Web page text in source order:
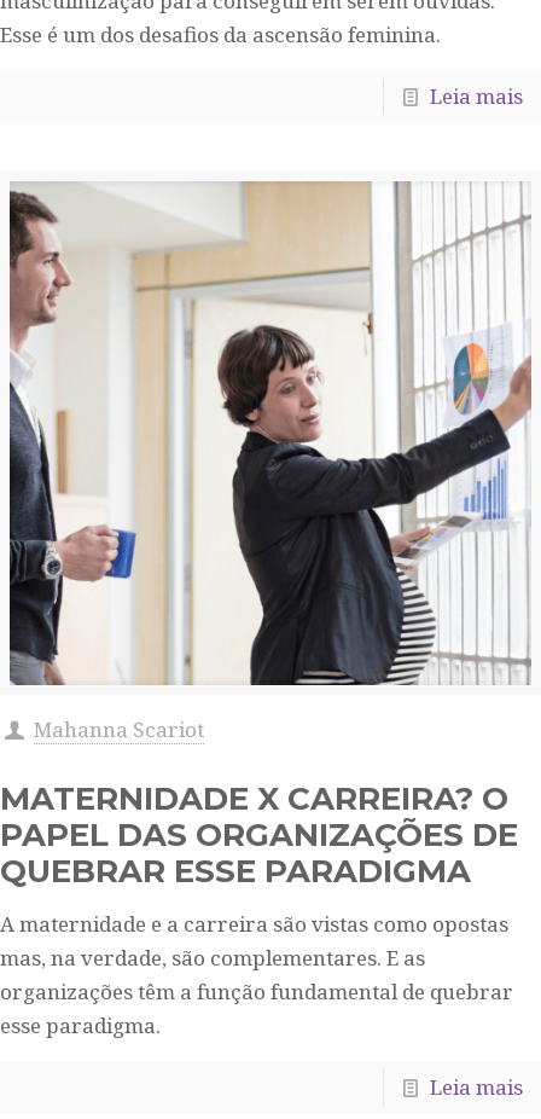
Esse é um dos desafios da ascensão feminina.
Leia mais
Mahanna Scariot
MATERNIDADE X CARREIRA? O
PAPEL DAS ORGANIZAÇÕES DE
QUEBRAR ESSE PARADIGMA
A maternidade e a carreira são vistas como opostas
mas, na verdade, são complementares. E as
organizações têm a função fundamental de quebrar
esse paradigma.
Leia mais